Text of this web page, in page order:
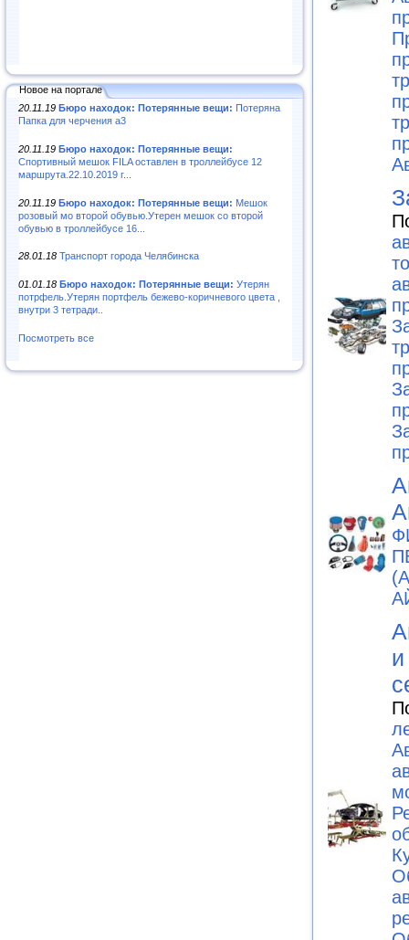
Новое на портале
20.11.19 Бюро находок: Потерянные вещи: Потеряна
Папка для черчения а3
20.11.19 Бюро находок: Потерянные вещи:
Спортивный мешок FILA оставлен в троллейбусе 12
маршрута.22.10.2019 г...
20.11.19 Бюро находок: Потерянные вещи: Мешок
розовый мо второй обувью.Утерен мешок со второй
обувью в троллейбусе 16...
28.01.18 Транспорт города Челябинска
01.01.18 Бюро находок: Потерянные вещи: Утерян
потрфель.Утерян портфель бежево-коричневого цвета ,
внутри 3 тетради..
Посмотреть все